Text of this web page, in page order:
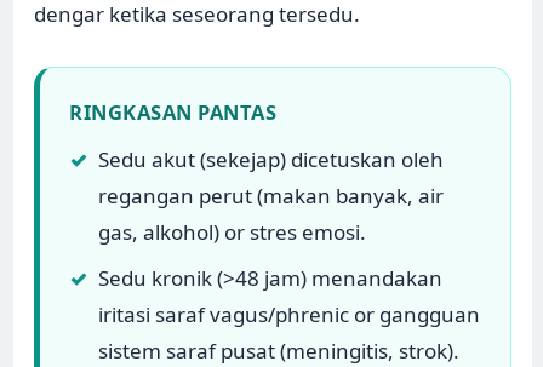
dengar ketika seseorang tersedu.
RINGKASAN PANTAS
✓ Sedu akut (sekejap) dicetuskan oleh
regangan perut (makan banyak, air
gas, alkohol) or stres emosi.
✓ Sedu kronik (>48 jam) menandakan
iritasi saraf vagus/phrenic or gangguan
sistem saraf pusat (meningitis, strok).